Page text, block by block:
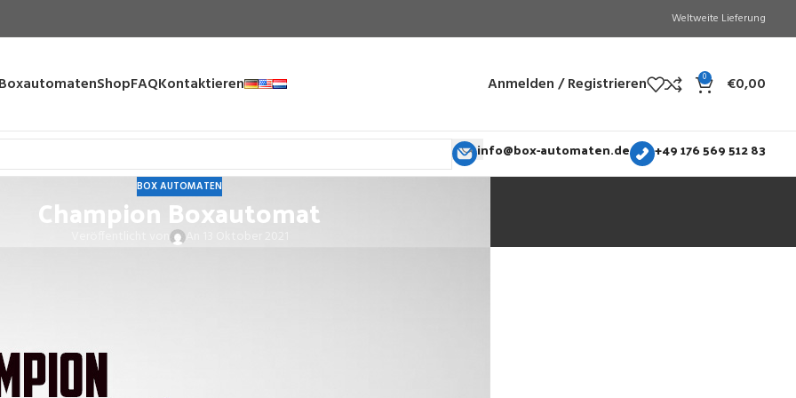
Weltweite Lieferung
BoxautomatenShopFAQKontaktieren Anmelden / Registrieren 0 €0,00
info@box-automaten.de +49 176 569 512 83
BOX AUTOMATEN
Champion Boxautomat
An 13 Oktober 2021